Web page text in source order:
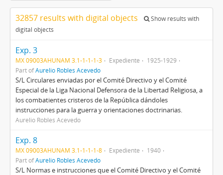
32857 results with digital objects
Show results with
digital objects
Exp. 3
MX 09003AHUNAM 3.1-1-1-1-3 Expediente
1925-1929
Part ofAurelio Robles Acevedo
S/L Circulares enviadas por el Comité Directivo y el Comité
Especial de la Liga Nacional Defensora de la Libertad Religiosa, a
los combatientes cristeros de la República dándoles
instrucciones para la guerra y orientaciones doctrinarias.
Aurelio Robles Acevedo
Exp. 8
MX 09003AHUNAM 3.1-1-1-1-8 Expediente
1940
Part ofAurelio Robles Acevedo
S/L Normas e instrucciones que el Comité Directivo y el Comité